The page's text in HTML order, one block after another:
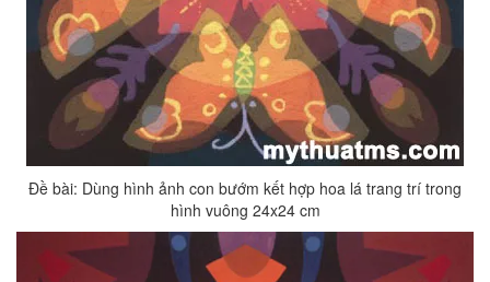
Đề bài: Dùng hình ảnh con bướm kết hợp hoa lá trang trí trong
hình vuông 24x24 cm